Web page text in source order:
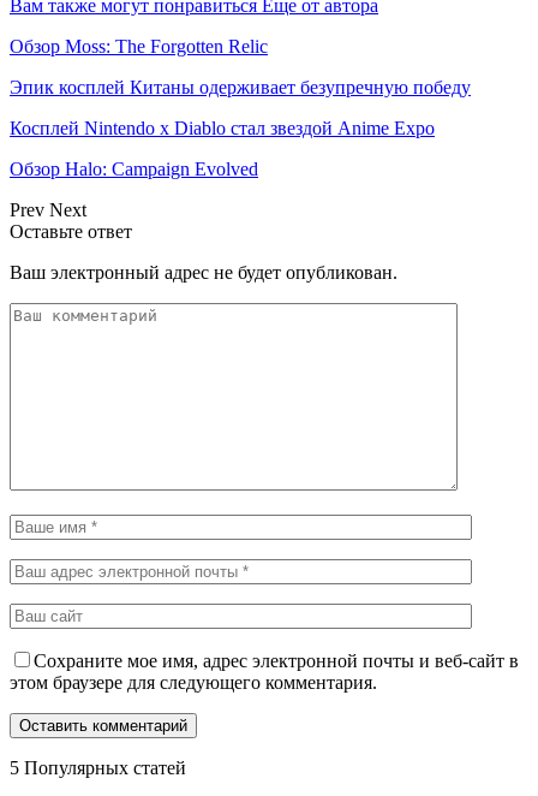
Вам также могут понравиться Еще от автора
Обзор Moss: The Forgotten Relic
Эпик косплей Китаны одерживает безупречную победу
Косплей Nintendo x Diablo стал звездой Anime Expo
Обзор Halo: Campaign Evolved
Prev Next
Оставьте ответ
Ваш электронный адрес не будет опубликован.
Сохраните мое имя, адрес электронной почты и веб-сайт в
этом браузере для следующего комментария.
5 Популярных статей